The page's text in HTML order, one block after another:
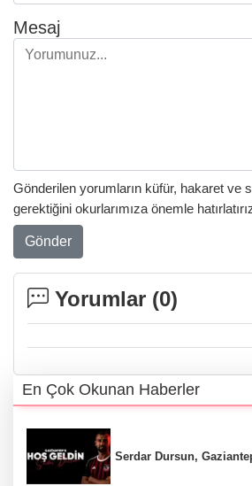
Mesaj
Gönderilen yorumların küfür, hakaret ve
gerektiğini okurlarımıza önemle
Gönder
Yorumlar (0)
En Çok Okunan Haberler
Serdar Dursun,